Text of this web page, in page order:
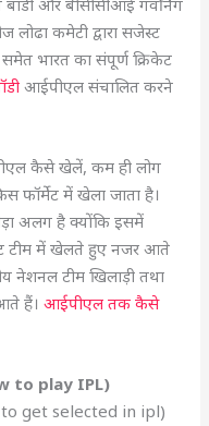
और बीसीसीआई गवर्निंग
लोढा कमेटी द्वारा सजेस्ट
भारत का संपूर्ण क्रिकेट
आईपीएल संचालित करने
कैसे खेलें, कम ही लोग
फॉर्मेट में खेला जाता है।
अलग है क्योंकि इसमें
टीम में खेलते हुए नजर आते
नेशनल टीम खिलाड़ी तथा
हैं।आईपीएल तक कैसे
to play IPL)
to get selected in ipl)